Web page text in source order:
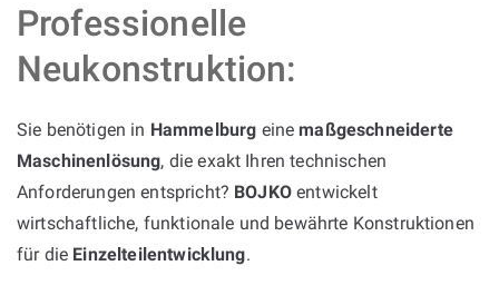
Professionelle
Neukonstruktion:
Sie benötigen in Hammelburg einemaßgeschneiderte
Maschinenlösung, die exakt Ihren technischen
Anforderungen entspricht? BOJKOentwickelt
wirtschaftliche, funktionale und bewährte Konstruktionen
für die Einzelteilentwicklung.